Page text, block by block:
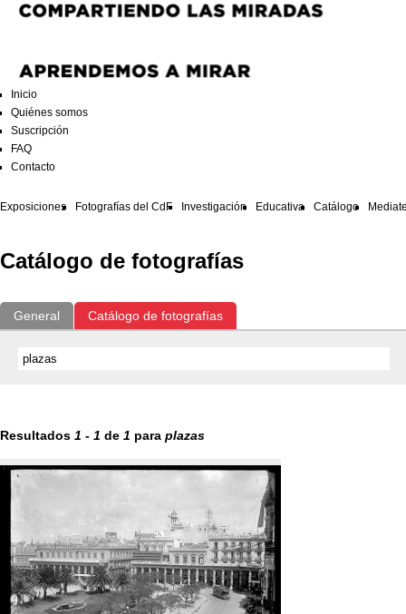
Inicio
Quiénes somos
Suscripción
FAQ
Contacto
Catálogo de fotografías
General Catálogo de fotografías
Resultados 1 - 1 de 1 para plazas
Exposiciones Fotografías del CdF Investigación Educativa Catálogo